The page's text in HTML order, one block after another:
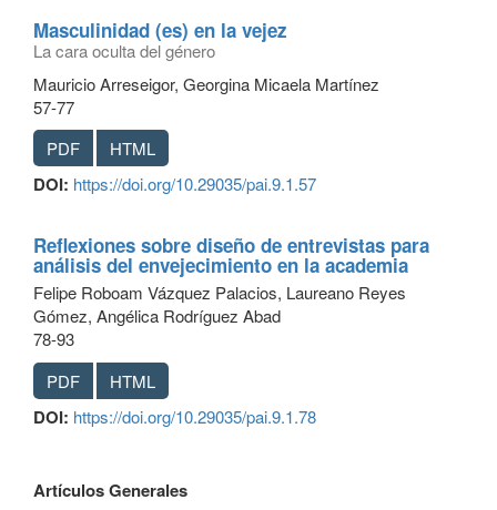
Masculinidad (es) en la vejez
La cara oculta del género
Mauricio Arreseigor, Georgina Micaela Martínez
57-77
PDF
HTML
DOI: https://doi.org/10.29035/pai.9.1.57
Reflexiones sobre diseño de entrevistas para
análisis del envejecimiento en la academia
Felipe Roboam Vázquez Palacios, Laureano Reyes
Gómez, Angélica Rodríguez Abad
78-93
PDF
HTML
DOI: https://doi.org/10.29035/pai.9.1.78
Artículos Generales